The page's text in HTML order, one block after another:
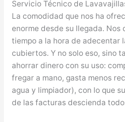
Servicio Técnico de
La comodidad que nos ha
enorme desde su llegada. Nos
tiempo a la hora de adecentar
cubiertos. Y no solo eso, sino
ahorrar dinero con su uso:
fregar a mano, gasta menos
agua y limpiador), con lo que
de las facturas descienda